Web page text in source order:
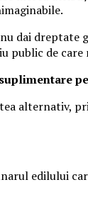
dai dreptate
public de
alternativ,
edilului